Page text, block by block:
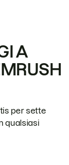
A
per sette
qualsiasi